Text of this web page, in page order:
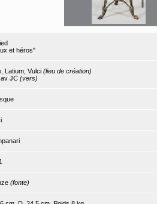
et héros"
Latium, Vulci (lieu de création)
JC (vers)
(fonte)